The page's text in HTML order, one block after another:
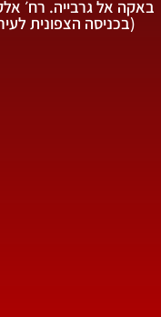
באקה אל גרבייה. רח׳
(בכניסה הצפונית